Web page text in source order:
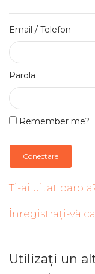
Email / Telefon
Parola
Remember me?
Conectare
Ti-ai uitat
Înregistrați-vă
Utilizați un